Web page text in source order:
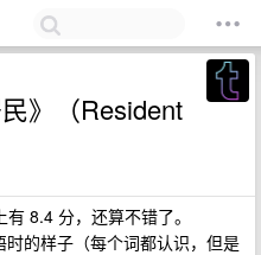
》（Resident
有 8.4 分，还算不错了。
的样子（每个词都认识，但是